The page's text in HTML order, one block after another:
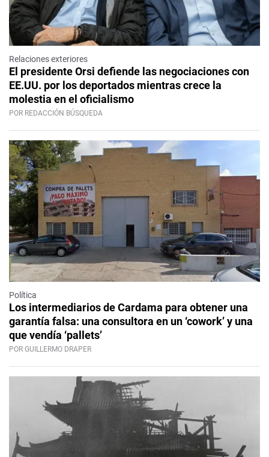
Relaciones exteriores
El presidente Orsi defiende las negociaciones con
EE.UU. por los deportados mientras crece la
molestia en el oficialismo
POR REDACCIÓN BÚSQUEDA
Política
Los intermediarios de Cardama para obtener una
garantía falsa: una consultora en un ‘cowork’ y una
que vendía ‘pallets’
POR GUILLERMO DRAPER